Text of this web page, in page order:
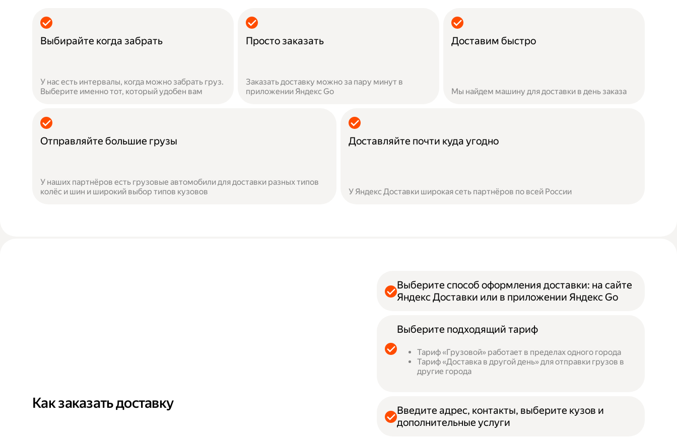
Выбирайте когда забрать
У нас есть интервалы, когда можно забрать груз.
Выберите именно тот, который удобен вам
Просто заказать
Заказать доставку можно за пару минут в
приложении Яндекс Go
Доставим быстро
Мы найдем машину для доставки в день заказа
Отправляйте большие грузы
У наших партнёров есть грузовые автомобили для доставки разных типов
колёс и шин и широкий выбор типов кузовов
Доставляйте почти куда угодно
У Яндекс Доставки широкая сеть партнёров по всей России
Как заказать доставку
Выберите способ оформления доставки: на сайте
Яндекс Доставки или в приложении Яндекс Go
Выберите подходящий тариф
Тариф «Грузовой» работает в пределах одного города
Тариф «Доставка в другой день» для отправки грузов в
другие города
Введите адрес, контакты, выберите кузов и
дополнительные услуги